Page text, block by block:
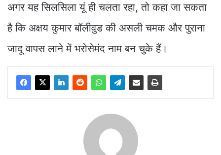
अगर यह सिलसिला यूं ही चलता रहा, तो कहा जा सकता
है कि अक्षय कुमार बॉलीवुड की असली चमक और पुराना
जादू वापस लाने में भरोसेमंद नाम बन चुके हैं।